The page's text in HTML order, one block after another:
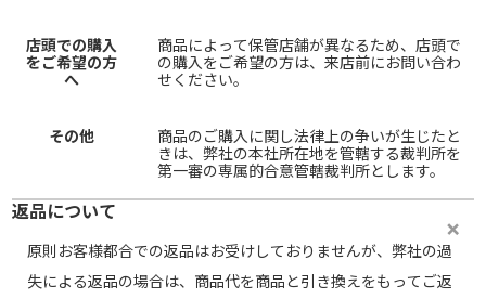
店頭での購入
をご希望の方
へ
商品によって保管店舗が異なるため、店頭で
の購入をご希望の方は、来店前にお問い合わ
せください。
その他
商品のご購入に関し法律上の争いが生じたと
きは、弊社の本社所在地を管轄する裁判所を
第一審の専属的合意管轄裁判所とします。
返品について
原則お客様都合での返品はお受けしておりませんが、弊社の過
失による返品の場合は、商品代を商品と引き換えをもってご返